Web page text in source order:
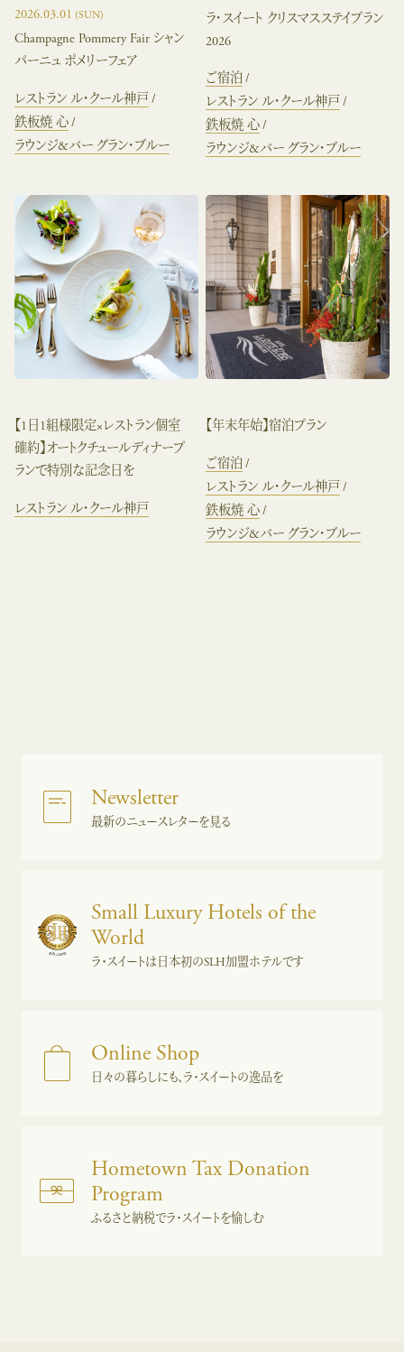
2026.03.01 (SUN)
Champagne Pommery Fair シャン
パーニュ ポメリーフェア
レストラン ル・クール神戸
鉄板焼 心
ラウンジ&バー グラン・ブルー
ラ・スイート クリスマスステイプラン
2026
ご宿泊
レストラン ル・クール神戸
鉄板焼 心
ラウンジ&バー グラン・ブルー
【1日1組様限定×レストラン個室
確約】オートクチュールディナープ
ランで特別な記念日を
レストラン ル・クール神戸
【年末年始】宿泊プラン
ご宿泊
レストラン ル・クール神戸
鉄板焼 心
ラウンジ&バー グラン・ブルー
Newsletter
最新のニュースレターを見る
Small Luxury Hotels of the
World
ラ・スイートは日本初のSLH加盟ホテルです
Online Shop
日々の暮らしにも、ラ・スイートの逸品を
Hometown Tax Donation
Program
ふるさと納税でラ・スイートを愉しむ